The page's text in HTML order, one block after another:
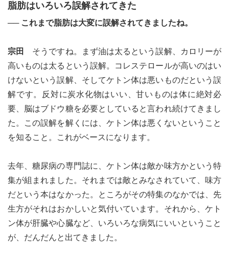
脂肪はいろいろ誤解されてきた
── これまで脂肪は大変に誤解されてきましたね。
宗田
そうですね。まず油は太るという誤解、カロリーが
高いものは太るという誤解。コレステロールが高いのはい
けないという誤解、そしてケトン体は悪いものだという誤
解です。反対に炭水化物はいい、甘いものは体に絶対必
要、脳はブドウ糖を必要としていると言われ続けてきまし
た。この誤解を解くには、ケトン体は悪くないということ
を知ること。これがベースになります。
去年、糖尿病の専門誌に、ケトン体は敵か味方かという特
集が組まれました。それまでは敵とみなされていて、味方
だという本はなかった。ところがその特集のなかでは、先
生方がそれはおかしいと気付いています。それから、ケト
ン体が肝臓や心臓など、いろいろな病気にいいということ
が、だんだんと出てきました。